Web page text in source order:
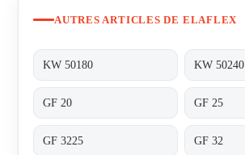
AUTRES ARTICLES DE ELAFLEX
KW 50180 KW 50240
GF 20 GF 25
GF 3225 GF 32